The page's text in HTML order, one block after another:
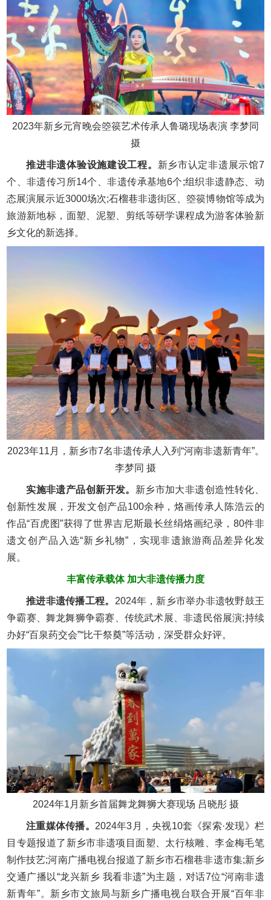
2023年新乡元宵晚会箜篌艺术传承人鲁璐现场表演 李梦同
摄
推进非遗体验设施建设工程。 新乡市认定非遗展示馆7
个、非遗传习所14个、非遗传承基地6个;组织非遗静态、动
态展演展示近3000场次;石榴巷非遗街区、箜篌博物馆等成为
旅游新地标，面塑、泥塑、剪纸等研学课程成为游客体验新
乡文化的新选择。
2023年11月，新乡市7名非遗传承人入列“河南非遗新青年”。
李梦同 摄
实施非遗产品创新开发。 新乡市加大非遗创造性转化、
创新性发展，开发文创产品100余种，烙画传承人陈浩云的
作品“百虎图”获得了世界吉尼斯最长丝绢烙画纪录，80件非
遗文创产品入选“新乡礼物”，实现非遗旅游商品差异化发
展。
丰富传承载体 加大非遗传播力度
推进非遗传播工程。 2024年，新乡市举办非遗牧野鼓王
争霸赛、舞龙舞狮争霸赛、传统武术展、非遗民俗展演;持续
办好“百泉药交会”“比干祭奠”等活动，深受群众好评。
2024年1月新乡首届舞龙舞狮大赛现场 吕晓彤 摄
注重媒体传播。 2024年3月，央视10套《探索·发现》栏
目专题报道了新乡市非遗项目面塑、太行核雕、李金梅毛笔
制作技艺;河南广播电视台报道了新乡市石榴巷非遗市集;新乡
交通广播以“龙兴新乡 我看非遗”为主题，对话7位“河南非遗
新青年”。新乡市文旅局与新乡广播电视台联合开展“百年非